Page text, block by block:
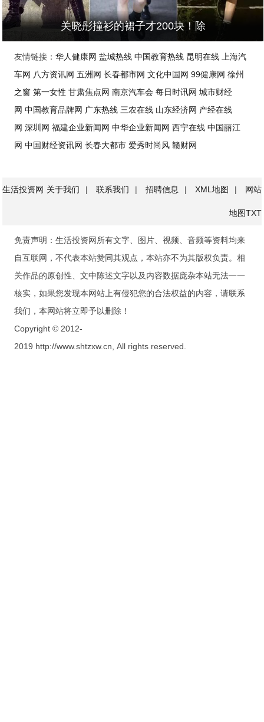
关晓彤撞衫的裙子才200块！除
友情链接：华人健康网 盐城热线 中国教育热线 昆明在线
上海汽
车网 八方资讯网 五洲网 长春都市网 文化中国网 99健康网 徐州
之窗 第一女性 甘肃焦点网 南京汽车会 每日时讯网 城市财经
网 中国教育品牌网 广东热线 三农在线 山东经济网 产经在线
网 深圳网 福建企业新闻网 中华企业新闻网 西宁在线 中国丽江
网 中国财经资讯网 长春大都市 爱秀时尚风 赣财网
生活投资网 关于我们 | 联系我们 | 招聘信息 | XML地图 | 网站
地图TXT
免责声明：生活投资网所有文字、图片、视频、音频等资料均来
自互联网，不代表本站赞同其观点，本站亦不为其版权负责。相
关作品的原创性、文中陈述文字以及内容数据庞杂本站无法一一
核实，如果您发现本网站上有侵犯您的合法权益的内容，请联系
我们，本网站将立即予以删除！
Copyright © 2012-
2019 http://www.shtzxw.cn, All rights reserved.